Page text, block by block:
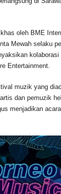
s
n
k
oleh BME
Mewah selaku
kolaborasi
Entertainment.
muzik yang
dan pemuzik
menjadikan